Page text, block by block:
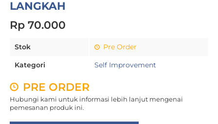
LANGKAH
Rp 70.000
Stok Pre Order
Kategori Self Improvement
PRE ORDER
Hubungi kami untuk informasi lebih lanjut mengenai
pemesanan produk ini.